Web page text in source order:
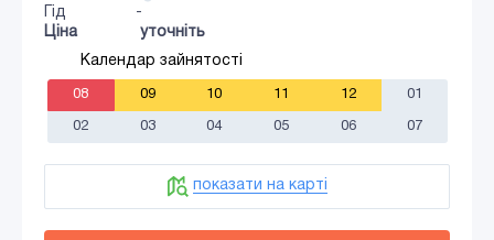
Гід
-
Ціна
уточніть
Календар зайнятості
08 09 10 11 12 01
02 03 04 05 06 07
показати на карті